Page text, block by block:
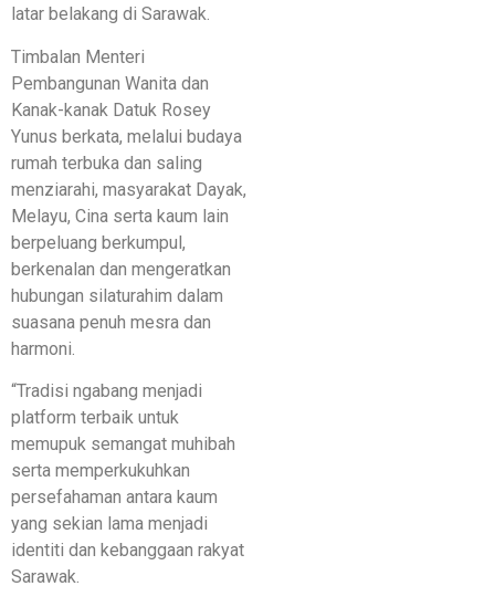
latar belakang di Sarawak.
Timbalan Menteri
Pembangunan Wanita dan
Kanak-kanak Datuk Rosey
Yunus berkata, melalui budaya
rumah terbuka dan saling
menziarahi, masyarakat Dayak,
Melayu, Cina serta kaum lain
berpeluang berkumpul,
berkenalan dan mengeratkan
hubungan silaturahim dalam
suasana penuh mesra dan
harmoni.
“Tradisi ngabang menjadi
platform terbaik untuk
memupuk semangat muhibah
serta memperkukuhkan
persefahaman antara kaum
yang sekian lama menjadi
identiti dan kebanggaan rakyat
Sarawak.